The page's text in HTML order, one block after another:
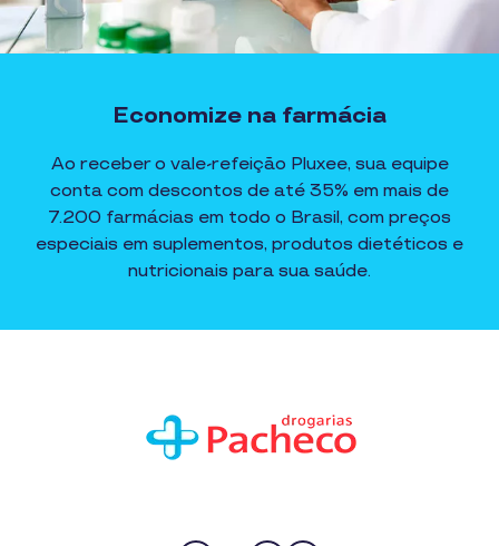
Economize na farmácia
Ao receber o vale-refeição Pluxee, sua equipe
conta com descontos de até 35% em mais de
7.200 farmácias em todo o Brasil, com preços
especiais em suplementos, produtos dietéticos e
nutricionais para sua saúde.